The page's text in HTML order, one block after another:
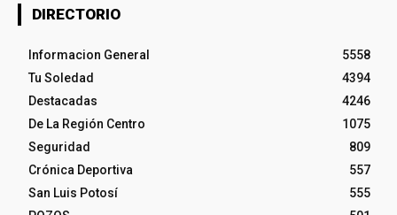
DIRECTORIO
Informacion General
5558
Tu Soledad
4394
Destacadas
4246
De La Región Centro
1075
Seguridad
809
Crónica Deportiva
557
San Luis Potosí
555